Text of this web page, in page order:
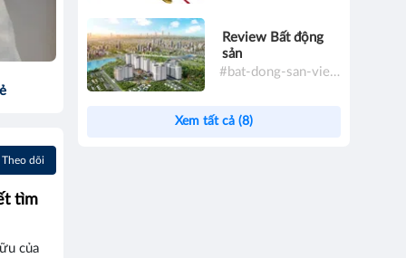
Theo dõi
tìm
của
Review Bất động
sản
#bat-dong-san-viet-nam
Xem tất cả (8)